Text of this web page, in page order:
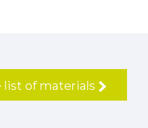
of materials